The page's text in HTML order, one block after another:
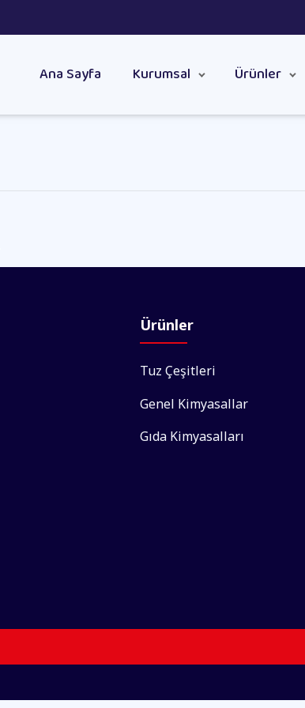
Ana Sayfa Kurumsal Ürünler
Ürünler
Tuz Çeşitleri
Genel Kimyasallar
Gıda Kimyasalları